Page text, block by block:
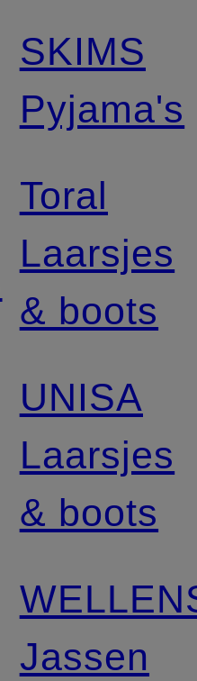
SKIMS
Pyjama's
Toral
Laarsjes
& boots
UNISA
Laarsjes
& boots
Jassen